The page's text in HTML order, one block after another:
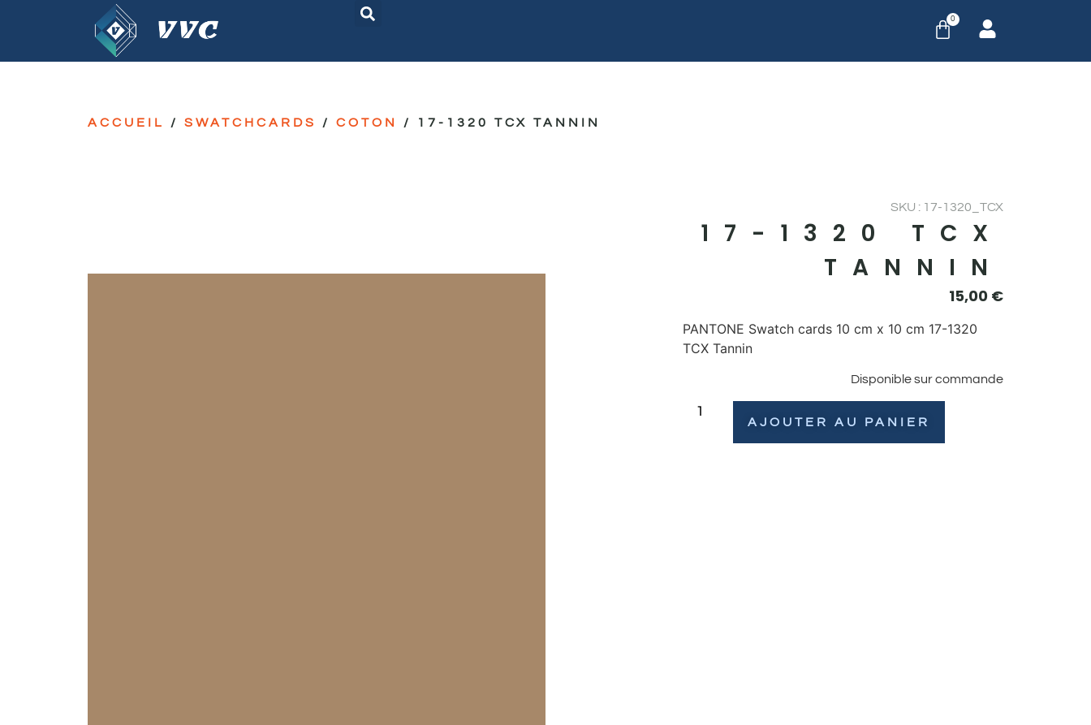
0
ACCUEIL / SWATCHCARDS / COTON / 17-1320 TCX TANNIN
SKU : 17-1320_TCX
17-1320 TCX
TANNIN
15,00 €
PANTONE Swatch cards 10 cm x 10 cm 17-1320
TCX Tannin
Disponible sur commande
AJOUTER AU PANIER